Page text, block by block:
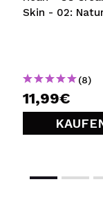
Skin - 02:
(8)
11,99€